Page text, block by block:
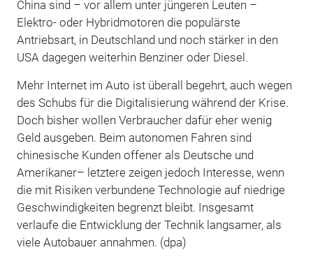
China sind – vor allem unter jüngeren Leuten –
Elektro- oder Hybridmotoren die populärste
Antriebsart, in Deutschland und noch stärker in den
USA dagegen weiterhin Benziner oder Diesel.
Mehr Internet im Auto ist überall begehrt, auch wegen
des Schubs für die Digitalisierung während der Krise.
Doch bisher wollen Verbraucher dafür eher wenig
Geld ausgeben. Beim autonomen Fahren sind
chinesische Kunden offener als Deutsche und
Amerikaner– letztere zeigen jedoch Interesse, wenn
die mit Risiken verbundene Technologie auf niedrige
Geschwindigkeiten begrenzt bleibt. Insgesamt
verlaufe die Entwicklung der Technik langsamer, als
viele Autobauer annahmen. (dpa)